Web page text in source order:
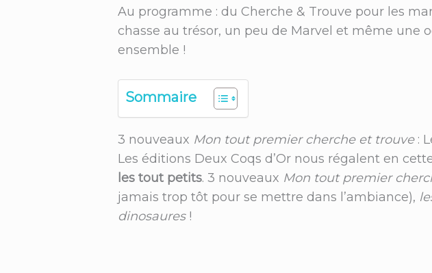
Au programme : du Cherche & Trouve pour les
chasse au trésor, un peu de Marvel et même une
ensemble !
Sommaire
3 nouveaux Mon tout premier cherche et trouve:
Les éditions Deux Coqs d’Or nous régalent en
les tout petits. 3 nouveaux Mon tout premier
jamais trop tôt pour se mettre dans l’ambiance),
dinosaures!